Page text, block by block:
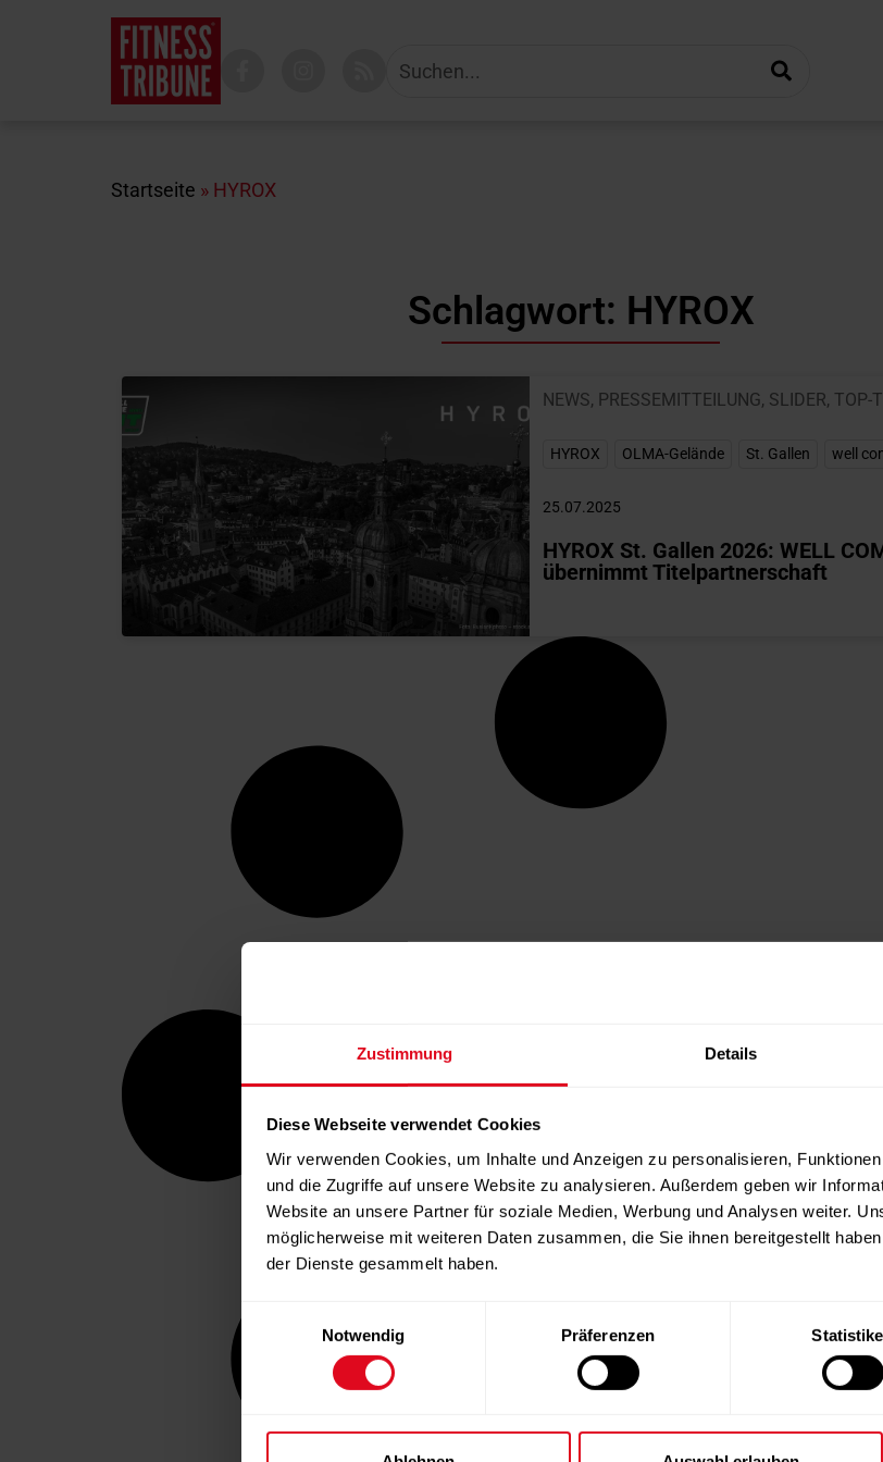
Zustimmung Details
Diese Webseite verwendet Cookies
Wir verwenden Cookies, um Inhalte und Anzeigen zu personalisieren,
und die Zugriffe auf unsere Website zu analysieren. Außerdem geben wir
Website an unsere Partner für soziale Medien, Werbung und Analysen weiter.
möglicherweise mit weiteren Daten zusammen, die Sie ihnen bereitgestellt
der Dienste gesammelt haben.
Notwendig
Präferenzen
Startseite » HYROX
Schlagwort: HYROX
NEWS, PRESSEMITTEILUNG, SLIDER, TOP-
HYROX OLMA-Gelände St. Gallen well
25.07.2025
HYROX St. Gallen 2026: WELL
übernimmt Titelpartnerschaft